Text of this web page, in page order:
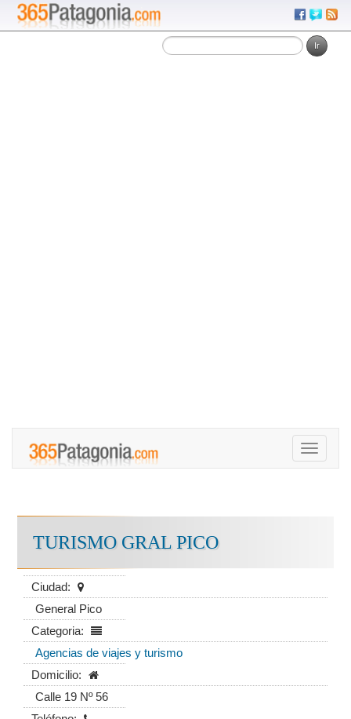
Toggle
TURISMO GRAL PICO
Ciudad:
General Pico
Categoria:
Agencias de viajes y turismo
Domicilio:
Calle 19 Nº 56